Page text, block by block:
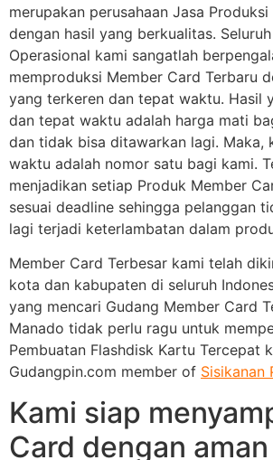
merupakan perusahaan Jasa
dengan hasil yang berkualitas.
Operasional kami sangatlah
memproduksi Member Card Terbaru
yang terkeren dan tepat waktu. Hasil
dan tepat waktu adalah harga mati
dan tidak bisa ditawarkan lagi. Maka,
waktu adalah nomor satu bagi kami.
menjadikan setiap Produk Member
sesuai deadline sehingga pelanggan
lagi terjadi keterlambatan dalam
Member Card Terbesar kami telah
kota dan kabupaten di seluruh
yang mencari Gudang Member Card
Manado tidak perlu ragu untuk
Pembuatan Flashdisk Kartu Tercepat
Gudangpin.com member of Sisikanan
Kami siap
Card dengan